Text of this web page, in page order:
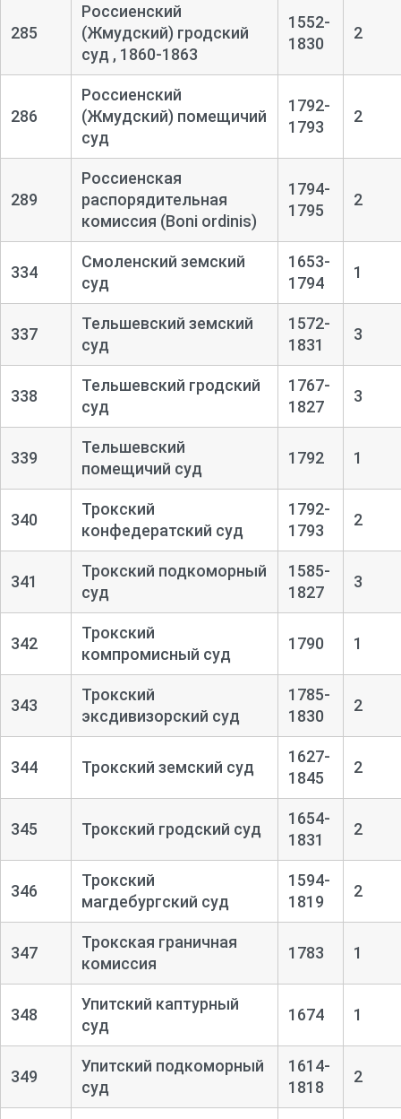
285
Россиенский
(Жмудский) гродский
суд , 1860-1863
1552-
1830
2
286
Россиенский
(Жмудский) помещичий
суд
1792-
1793
2
289
Россиенская
распорядительная
комиссия (Boni ordinis)
1794-
1795
2
334
Смоленский земский
суд
1653-
1794
1
337
Тельшевский земский
суд
1572-
1831
3
338
Тельшевский гродский
суд
1767-
1827
3
339
Тельшевский
помещичий суд
1792 1
340
Трокский
конфедератский суд
1792-
1793
2
341
Трокский подкоморный
суд
1585-
1827
3
342
Трокский
компромисный суд
1790 1
343
Трокский
эксдивизорский суд
1785-
1830
2
344 Трокский земский суд
1627-
1845
2
345 Трокский гродский суд
1654-
1831
2
346
Трокский
магдебургский суд
1594-
1819
2
347
Трокская граничная
комиссия
1783 1
348
Упитский каптурный
суд
1674 1
349
Упитский подкоморный
суд
1614-
1818
2